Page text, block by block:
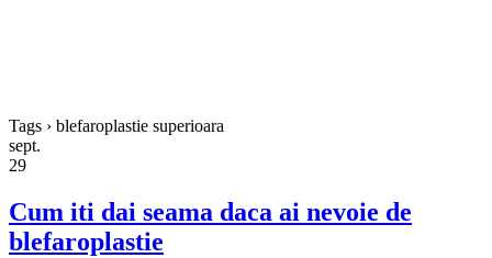
Tags › blefaroplastie superioara
sept.
29
Cum iti dai seama daca ai nevoie de
blefaroplastie